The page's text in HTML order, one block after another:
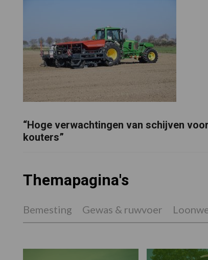
“Hoge verwachtingen van schijven voor
kouters”
Themapagina's
Bemesting Gewas & ruwvoer